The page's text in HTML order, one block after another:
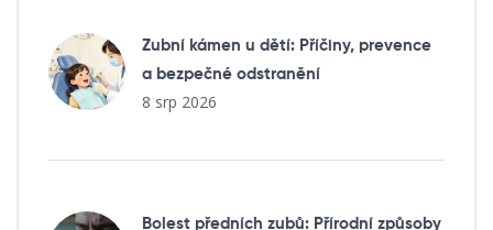
Zubní kámen u dětí: Příčiny, prevence
a bezpečné odstranění
8 srp 2026
Bolest předních zubů: Přírodní způsoby